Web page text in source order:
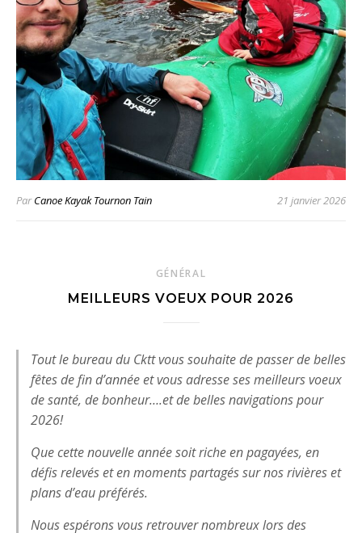
ParCanoe Kayak Tournon Tain 21 janvier 2026
GÉNÉRAL
MEILLEURS VOEUX POUR 2026
Tout le bureau du Cktt vous souhaite de passer de belles
fêtes de fin d’année et vous adresse ses meilleurs voeux
de santé, de bonheur….et de belles navigations pour
2026!
Que cette nouvelle année soit riche en pagayées, en
défis relevés et en moments partagés sur nos rivières et
plans d’eau préférés.
Nous espérons vous retrouver nombreux lors des